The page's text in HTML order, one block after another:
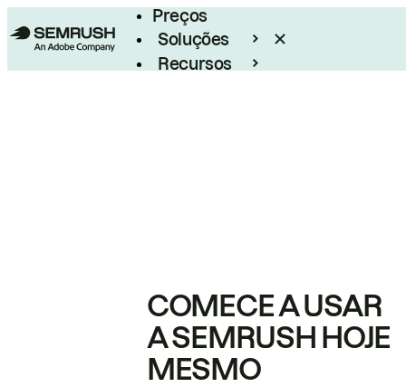
Preços
Soluções
Recursos
COMECE A USAR
A SEMRUSH HOJE
MESMO